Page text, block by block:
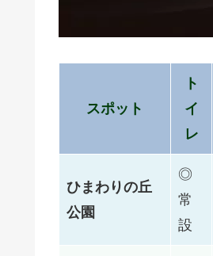
スポット
ト
イ
レ
ひまわりの丘
公園
◎
常
設